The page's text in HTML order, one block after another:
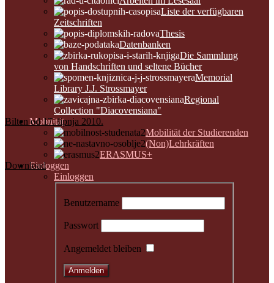
Liste der verfügbaren
Zeitschriften
Thesis
Datenbanken
Die Sammlung
von Handschriften und seltene Bücher
Memorial
Library J.J. Strossmayer
Regional
Collection "Diacovensiana"
Mobilität
Mobilität der Studierenden
(Non)Lehrkräften
ERASMUS+
Einloggen
Einloggen
Benutzername
Passwort
Angemeldet bleiben
Bilten od 17. lipnja 2010.
Download